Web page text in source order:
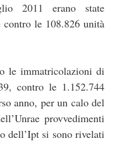
2011 erano state
le 108.826 unità
le immatricolazioni di
contro le 1.152.744
anno, per un calo del
provvedimenti
dell’Ipt si sono rivelati